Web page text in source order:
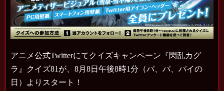
アニメ公式Twitterにてクイズキャンペーン『閃乱カグ
ラ』クイズ81が、8月8日午後8時1分（パ、パ、パイの
日）よりスタート！